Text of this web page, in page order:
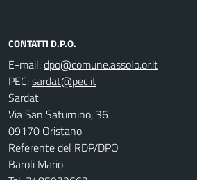
CONTATTI D.P.O.
E-mail:
PEC:
Sardat
Via San Saturnino, 36
09170 Oristano
Referente del RDP/DPO
Baroli Mario